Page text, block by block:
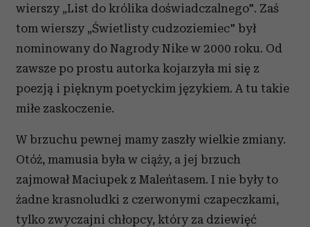
wierszy „List do królika doświadczalnego". Zaś
tom wierszy „Świetlisty cudzoziemiec" był
nominowany do Nagrody Nike w 2000 roku. Od
zawsze po prostu autorka kojarzyła mi się z
poezją i pięknym poetyckim językiem. A tu takie
miłe zaskoczenie.
W brzuchu pewnej mamy zaszły wielkie zmiany.
Otóż, mamusia była w ciąży, a jej brzuch
zajmował Maciupek z Maleńtasem. I nie były to
żadne krasnoludki z czerwonymi czapeczkami,
tylko zwyczajni chłopcy, który za dziewięć